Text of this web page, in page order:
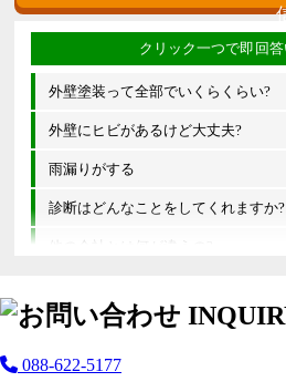
外壁塗装って全部でいくらくらい?
外壁にヒビがあるけど大丈夫?
雨漏りがする
診断はどんなことをしてくれますか?
他の会社とは何が違うの?
088-622-5177